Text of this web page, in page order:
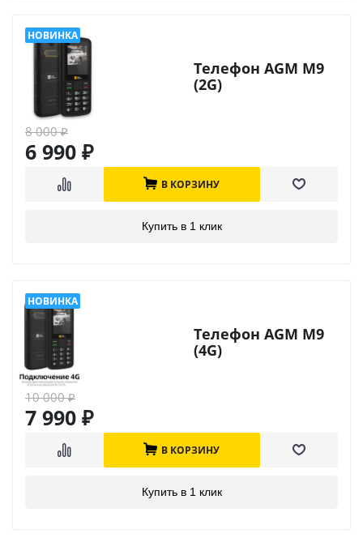
Телефон AGM M9
(2G)
8 000₽
6 990 ₽
В КОРЗИНУ
Купить в 1 клик
Телефон AGM M9
(4G)
10 000₽
7 990 ₽
В КОРЗИНУ
Купить в 1 клик